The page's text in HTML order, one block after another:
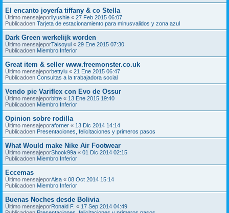
El encanto joyería tiffany & co Stella
Último mensajeporliyushle « 27 Feb 2015 06:07
Publicadoen Tarjeta de estacionamiento para minusvalidos y zona azul
Dark Green werkelijk worden
Último mensajeporTaisoyul « 29 Ene 2015 07:30
Publicadoen Miembro Inferior
Great item & seller www.freemonster.co.uk
Último mensajeporbettylu « 21 Ene 2015 06:47
Publicadoen Consultas a la trabajadora social
Vendo pie Variflex con Evo de Ossur
Último mensajeporbitre « 13 Ene 2015 19:40
Publicadoen Miembro Inferior
Opinion sobre rodilla
Último mensajeporaforner « 13 Dic 2014 14:14
Publicadoen Presentaciones, felicitaciones y primeros pasos
What Would make Nike Air Footwear
Último mensajeporShook99a « 01 Dic 2014 02:15
Publicadoen Miembro Inferior
Eccemas
Último mensajeporAisa « 08 Oct 2014 15:14
Publicadoen Miembro Inferior
Buenas Noches desde Bolivia
Último mensajeporRonald F. « 17 Sep 2014 04:49